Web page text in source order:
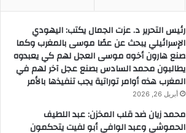
رئيس التحرير د. عزت الجمال يكتب: اليهودي
الإسرائيلي يبحث عن عصًا موسى بالمغرب وكما
صنع هارون أخوه موسى العجل لهم كي يعبدوه
يطالبون محمد السادس بصنع عجل آخر لهم في
المغرب هذه أوامر توراتية يجب تنفيذها بالأمر
أبريل 26, 2026
محمد زيان ضد قلب المخزن: عبد اللطيف
الحموشي وعبد الوافي أبو لفيت يتحكمون